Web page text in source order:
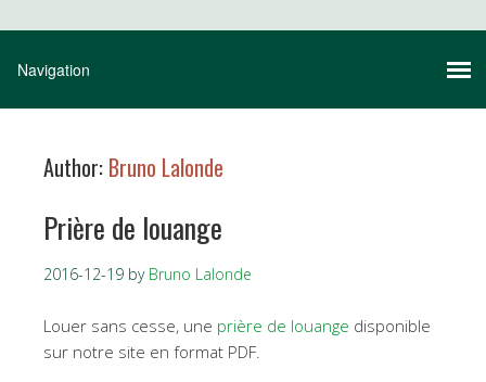
Author: Bruno Lalonde
Prière de louange
2016-12-19 by Bruno Lalonde
Louer sans cesse, une prière de louange disponible
sur notre site en format PDF.